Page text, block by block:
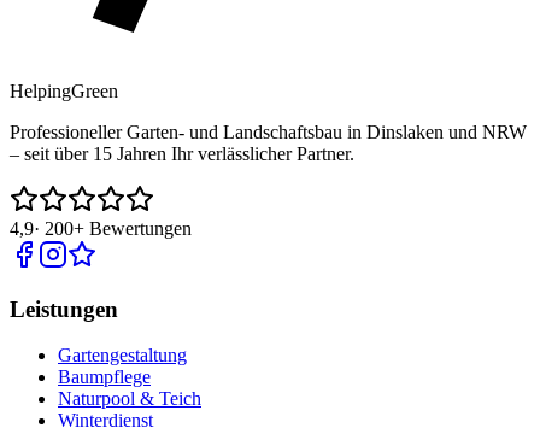
HelpingGreen
Professioneller Garten- und Landschaftsbau in Dinslaken und NRW
– seit über 15 Jahren Ihr verlässlicher Partner.
4,9· 200+ Bewertungen
Leistungen
Gartengestaltung
Baumpflege
Naturpool & Teich
Winterdienst